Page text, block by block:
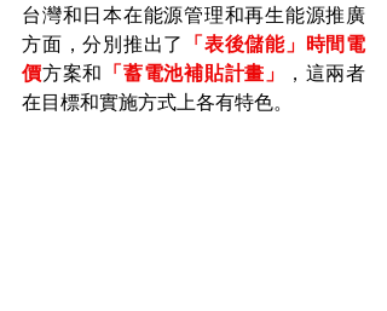
台灣和日本在能源管理和再生能源推廣
方面，分別推出了
「表後儲能」時間電
價方案和 「蓄電池補貼計畫」
，這兩者
在目標和實施方式上各有特色。